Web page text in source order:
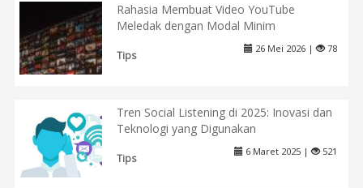
Rahasia Membuat Video YouTube
Meledak dengan Modal Minim
Tips
26 Mei 2026 | 78
Tren Social Listening di 2025: Inovasi dan
Teknologi yang Digunakan
Tips
6 Maret 2025 | 521